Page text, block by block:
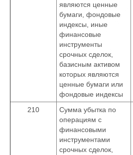
являются ценные
бумаги, фондовые
индексы, иные
финансовые
инструменты
срочных сделок,
базисным активом
которых являются
ценные бумаги или
фондовые индексы
210
Сумма убытка по
операциям с
финансовыми
инструментами
срочных сделок,